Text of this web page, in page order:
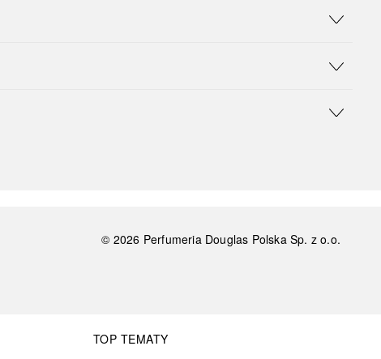
© 2026 Perfumeria Douglas Polska Sp. z o.o.
TOP TEMATY